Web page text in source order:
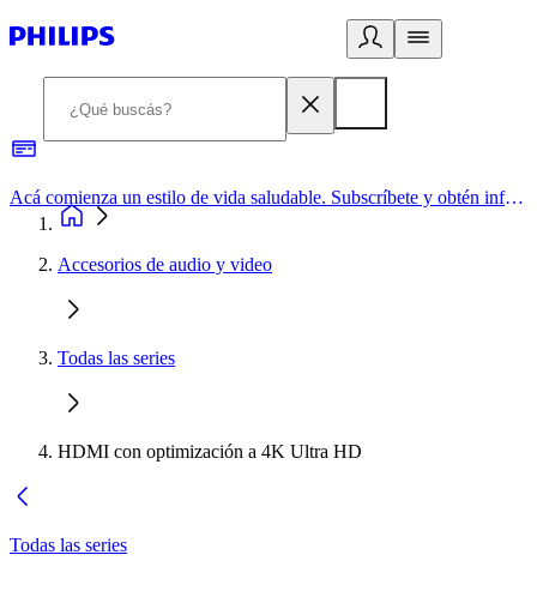
Acá comienza un estilo de vida saludable. Subscríbete y obtén información de primera mano
Accesorios de audio y video
Todas las series
HDMI con optimización a 4K Ultra HD
Todas las series